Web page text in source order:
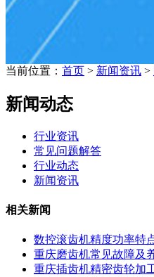
当前位置： 首页 > 新闻资讯 >
新闻动态
行业资讯
常见问题解答
行业动态
新闻资讯
相关新闻
数控滚齿机精度功率特
重庆磨齿机常见故障及
重庆插齿机精密齿轮加